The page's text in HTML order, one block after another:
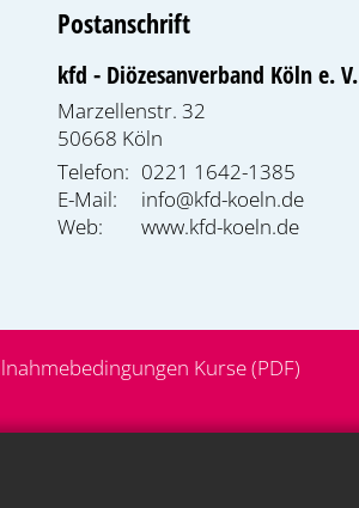
Postanschrift
kfd - Diözesanverband Köln e. V.
Marzellenstr. 32
50668 Köln
Telefon: 0221 1642-1385
E-Mail:
info@kfd-koeln.de
Web:
www.kfd-koeln.de
Kurse (PDF)